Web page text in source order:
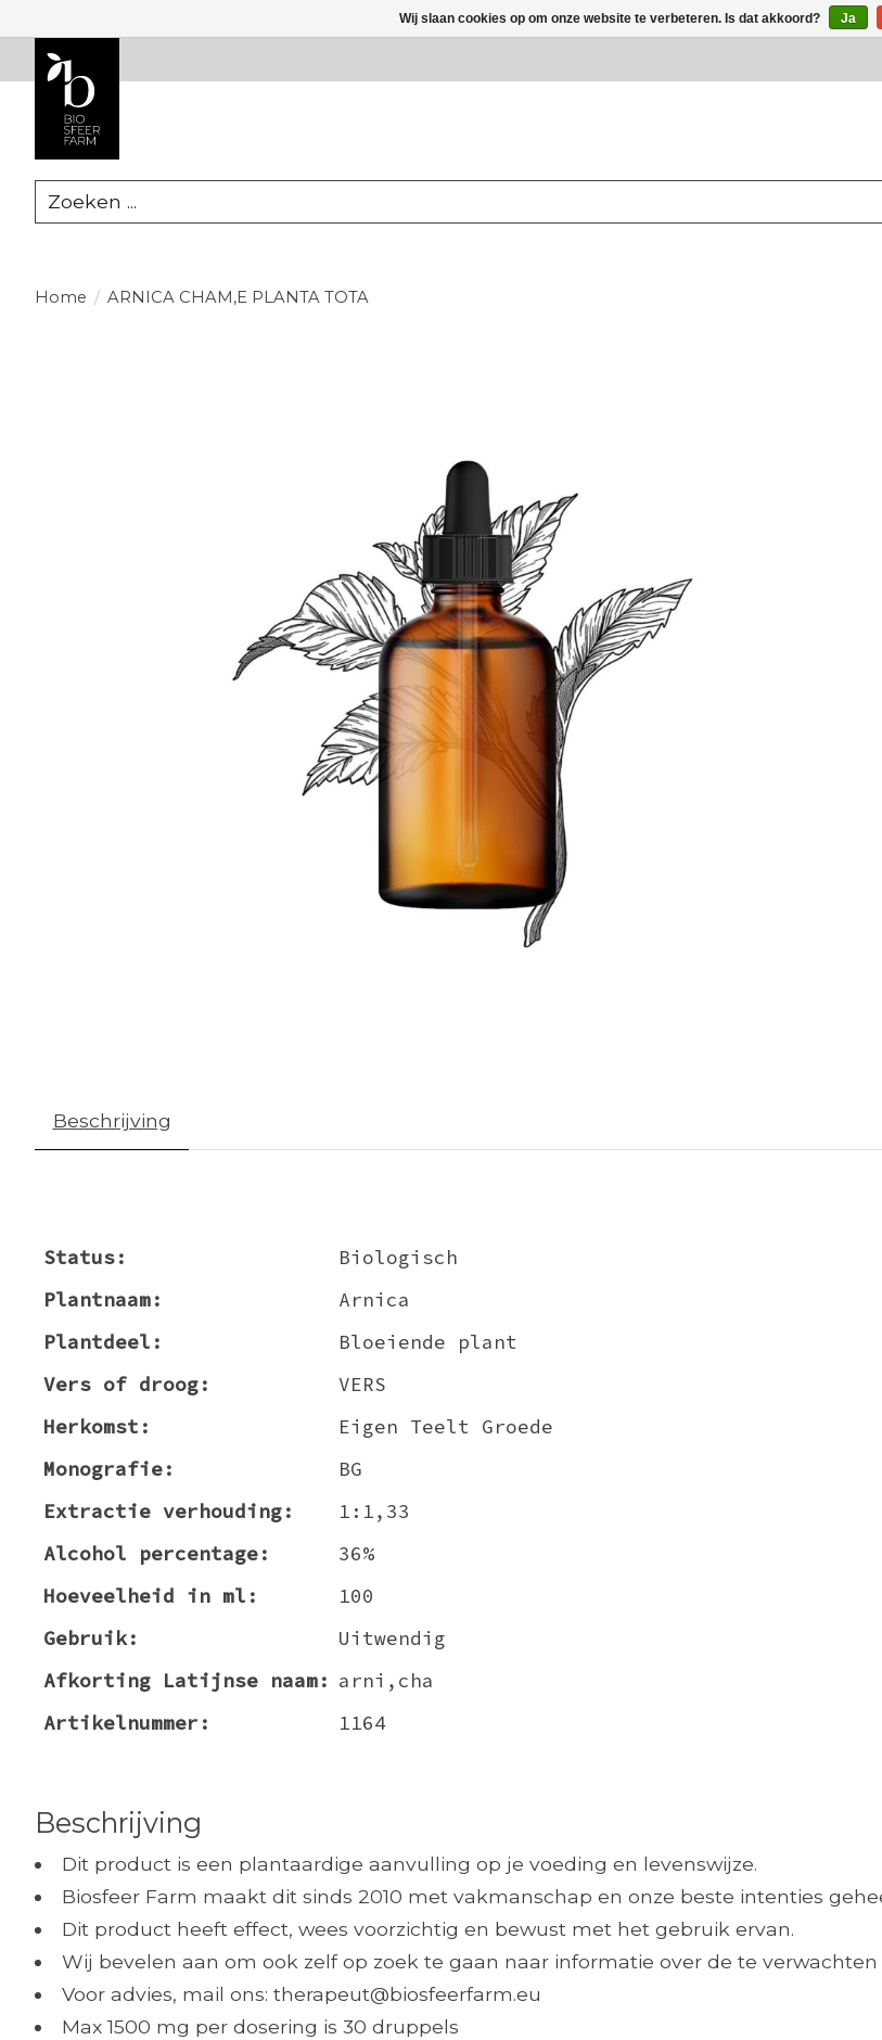
Zoeken
Home / ARNICA CHAM,E PLANTA TOTA
Beschrijving
Status:
Biologisch
Plantnaam:
Arnica
Plantdeel:
Bloeiende plant
Vers of droog:
VERS
Herkomst:
Eigen Teelt Groede
Monografie:
BG
Extractie verhouding:
1:1,33
Alcohol percentage:
36%
Hoeveelheid in ml:
100
Gebruik:
Uitwendig
Afkorting Latijnse naam: arni,cha
Artikelnummer:
1164
Beschrijving
Dit product is een plantaardige aanvulling op je voeding en levenswijze.
Biosfeer Farm maakt dit sinds 2010 met vakmanschap en onze beste intenties
Dit product heeft effect, wees voorzichtig en bewust met het gebruik ervan.
Wij bevelen aan om ook zelf op zoek te gaan naar informatie over de te
Voor advies, mail ons: therapeut@biosfeerfarm.eu
Max 1500 mg per dosering is 30 druppels
Wij slaan cookies op om onze website te verbeteren. Is dat akkoord? Ja